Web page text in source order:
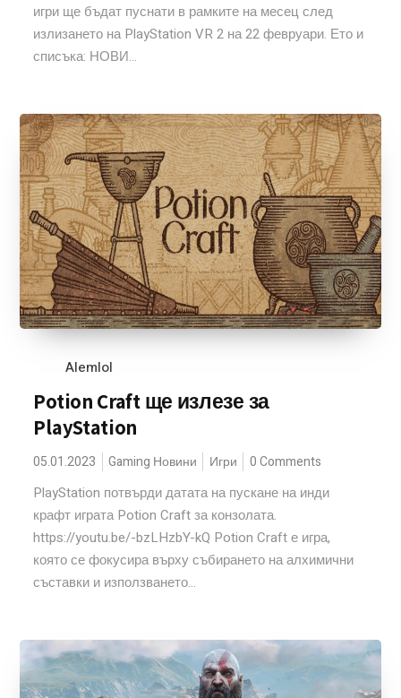
игри ще бъдат пуснати в рамките на месец след
излизането на PlayStation VR 2 на 22 февруари. Ето и
списъка: НОВИ...
Alemlol
Potion Craft ще излезе за
PlayStation
05.01.2023 Gaming Новини Игри 0 Comments
PlayStation потвърди датата на пускане на инди
крафт играта Potion Craft за конзолата.
https://youtu.be/-bzLHzbY-kQ Potion Craft е игра,
която се фокусира върху събирането на алхимични
съставки и използването...